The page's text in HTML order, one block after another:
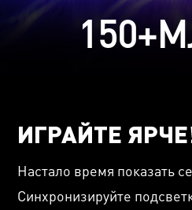
150
ИГРАЙТЕ
Настало время показать
Синхронизируйте